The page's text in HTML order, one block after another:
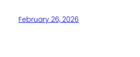
February 26, 2026